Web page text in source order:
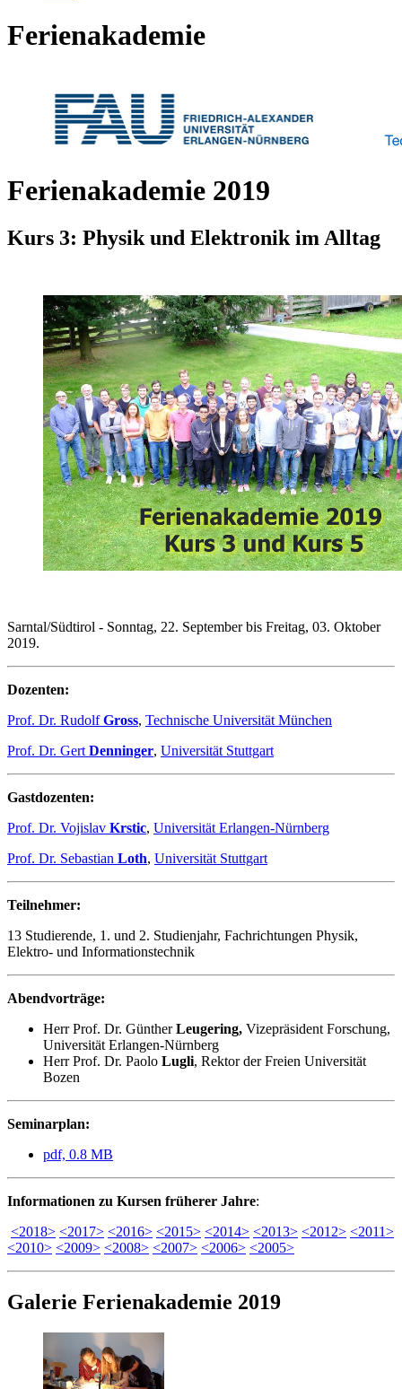
Ferienakademie
Ferienakademie 2019
Kurs 3: Physik und Elektronik im Alltag
Sarntal/Südtirol - Sonntag, 22. September bis Freitag, 03. Oktober
2019.
Dozenten:
Prof. Dr. RudolfGross, Technische Universität München
Prof. Dr. Gert Denninger, Universität Stuttgart
Gastdozenten:
Prof. Dr. Vojislav Krstic, Universität Erlangen-Nürnberg
Prof. Dr. Sebastian Loth, Universität Stuttgart
Teilnehmer:
13 Studierende, 1. und 2. Studienjahr, Fachrichtungen Physik,
Elektro- und Informationstechnik
Abendvorträge:
Herr Prof. Dr. GüntherLeugering, Vizepräsident Forschung,
Universität Erlangen-Nürnberg
Herr Prof. Dr. Paolo Lugli, Rektor der Freien Universität
Bozen
Seminarplan:
pdf, 0.8 MB
Informationen zu Kursen früherer Jahre:
<2018> <2017> <2016> <2015> <2014> <2013> <2012> <2011>
<2010> <2009> <2008> <2007> <2006> <2005>
Galerie Ferienakademie 2019